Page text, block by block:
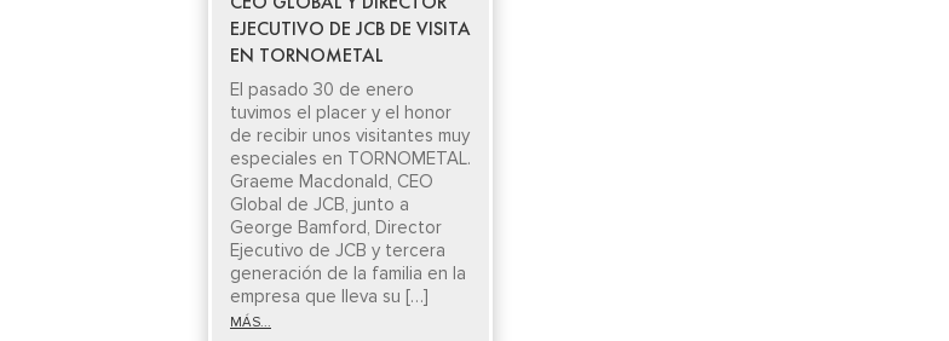
EJECUTIVO DE JCB DE VISITA
EN TORNOMETAL
El pasado 30 de enero
tuvimos el placer y el honor
de recibir unos visitantes muy
especiales en TORNOMETAL.
Graeme Macdonald, CEO
Global de JCB, junto a
George Bamford, Director
Ejecutivo de JCB y tercera
generación de la familia en la
empresa que lleva su […]
MÁS...